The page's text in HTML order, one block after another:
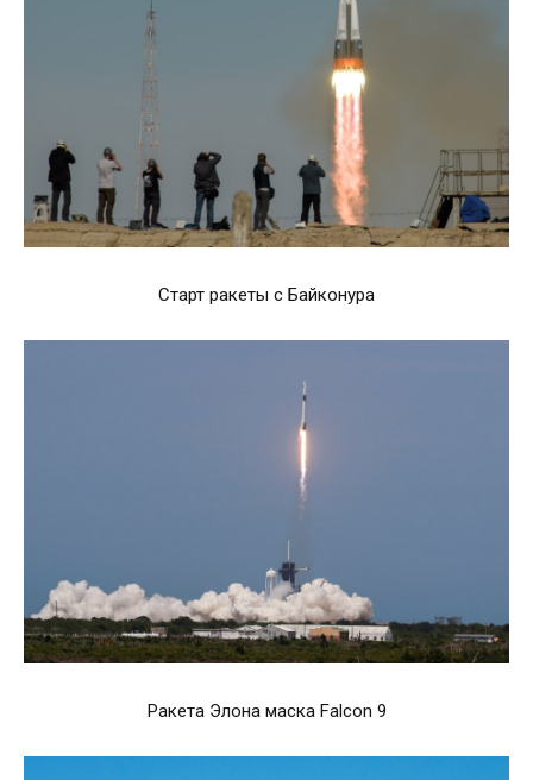
Старт ракеты с Байконура
Ракета Элона маска Falcon 9